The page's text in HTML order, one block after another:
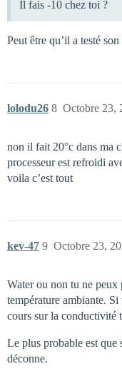
Il fais -10 chez toi ?
Peut être qu’il a testé
lolodu26 Octobre 23,
8
non il fait 20°c dans ma
processeur est refroidi
voila c’est tout
kev-47 Octobre 23,
9
Water ou non tu ne peux
température ambiante. Si
cours sur la conductivité
Le plus probable est que
déconne.